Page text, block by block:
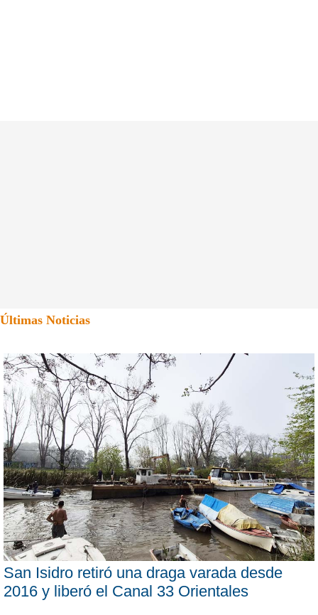
Últimas Noticias
San Isidro retiró una draga varada desde
2016 y liberó el Canal 33 Orientales